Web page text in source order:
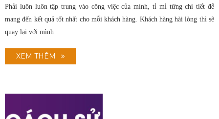
Phải luôn luôn tập trung vào công việc của mình, tỉ mỉ từng chi tiết để
mang đến kết quả tốt nhất cho mỗi khách hàng. Khách hàng hài lòng thì sẽ
quay lại với mình
XEM THÊM